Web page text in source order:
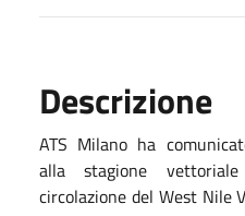
Descrizione
ATS Milano ha
alla stagione
circolazione del West Nile